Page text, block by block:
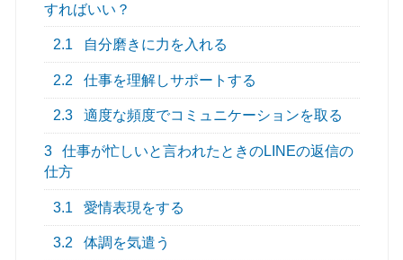
すればいい？
2.1 自分磨きに力を入れる
2.2 仕事を理解しサポートする
2.3 適度な頻度でコミュニケーションを取る
3
仕事が忙しいと言われたときのLINEの返信の
仕方
3.1 愛情表現をする
3.2 体調を気遣う